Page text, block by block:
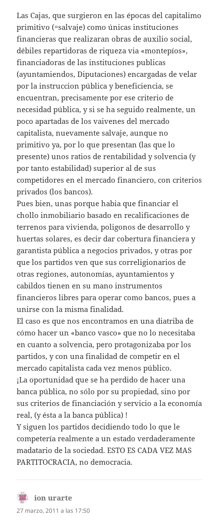
Las Cajas, que surgieron en las épocas del capitalimo
primitivo (=salvaje) como únicas instituciones
financieras que realizaran obras de auxilio social,
débiles repartidoras de riqueza via «montepíos»,
financiadoras de las instituciones publicas
(ayuntamiendos, Diputaciones) encargadas de velar
por la instruccion pública y beneficiencia, se
encuentran, precisamente por ese criterio de
necesidad pública, y si se ha seguido realmente, un
poco apartadas de los vaivenes del mercado
capitalista, nuevamente salvaje, aunque no
primitivo ya, por lo que presentan (las que lo
presente) unos ratios de rentabilidad y solvencia (y
por tanto estabilidad) superior al de sus
competidores en el mercado financiero, con criterios
privados (los bancos).
Pues bien, unas porque habia que financiar el
chollo inmobiliario basado en recalificaciones de
terrenos para vivienda, poligonos de desarrollo y
huertas solares, es decir dar cobertura financiera y
garantista pública a negocios privados, y otras por
que los partidos ven que sus correligionarios de
otras regiones, autonomías, ayuntamientos y
cabildos tienen en su mano instrumentos
financieros libres para operar como bancos, pues a
unirse con la misma finalidad.
El caso es que nos encontramos en una diatriba de
cómo hacer un «banco vasco» que no lo necesitaba
en cuanto a solvencia, pero protagonizaba por los
partidos, y con una finalidad de competir en el
mercado capitalista cada vez menos público.
¡La oportunidad que se ha perdido de hacer una
banca pública, no sólo por su propiedad, sino por
sus criterios de financiación y servicio a la economía
real, (y ésta a la banca pública) !
Y siguen los partidos decidiendo todo lo que le
competería realmente a un estado verdaderamente
madatario de la sociedad. ESTO ES CADA VEZ MAS
PARTITOCRACIA, no democracia.
ion urarte
27 marzo, 2011 a las 17:50